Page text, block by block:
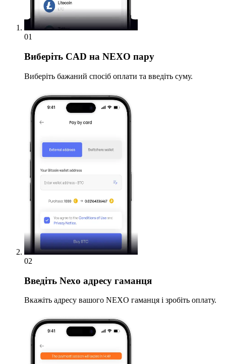
01
Виберіть CAD на NEXO пару
Виберіть бажаний спосіб оплати та введіть суму.
02
Введіть Nexo адресу гаманця
Вкажіть адресу вашого NEXO гаманця і зробіть оплату.